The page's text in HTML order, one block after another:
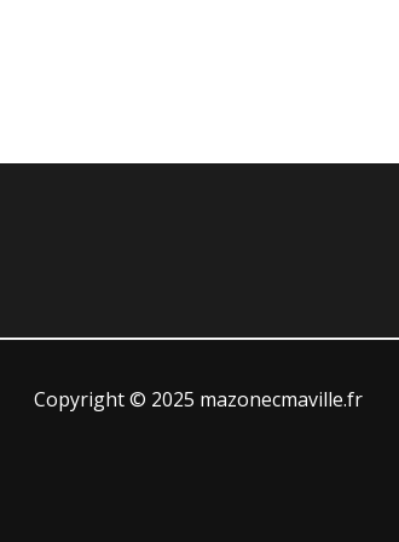
Copyright © 2025 mazonecmaville.fr